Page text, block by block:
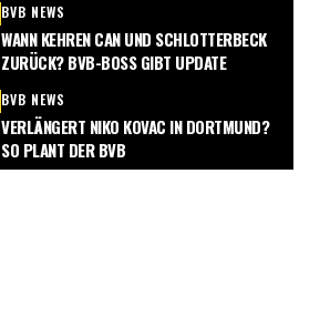
BVB NEWS
WANN KEHREN CAN UND SCHLOTTERBECK
ZURÜCK? BVB-BOSS GIBT UPDATE
BVB NEWS
VERLÄNGERT NIKO KOVAC IN DORTMUND?
SO PLANT DER BVB